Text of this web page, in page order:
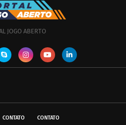
JOGO ABERTO
CONTATO CONTATO